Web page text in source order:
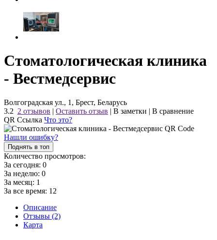
Стоматологическая клиника
- Вестмедсервис
Волгоградская ул., 1, Брест, Беларусь
3.2 2 отзывов | Оставить отзыв | В заметки | В сравнение
QR Ссылка Что это?
Нашли ошибку?
Поднять в топ
Количество просмотров:
За сегодня: 0
За неделю: 0
За месяц: 1
За все время: 12
Описание
Отзывы (2)
Карта